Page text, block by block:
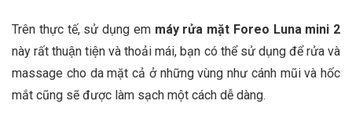
Trên thực tế, sử dụng em máy rửa mặt Foreo Luna mini 2
này rất thuận tiện và thoải mái, bạn có thể sử dụng để rửa và
massage cho da mặt cả ở những vùng như cánh mũi và hốc
mắt cũng sẽ được làm sạch một cách dễ dàng.